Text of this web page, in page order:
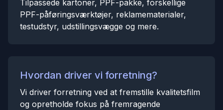
Tilpassede kartoner, PPF-pakke, forskellige
PPF-påføringsværktøjer, reklamematerialer,
testudstyr, udstillingsvægge og mere.
Hvordan driver vi forretning?
Vi driver forretning ved at fremstille kvalitetsfilm
og opretholde fokus på fremragende